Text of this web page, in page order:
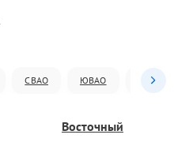
СВАО ЮВАО ЮАО
Восточный